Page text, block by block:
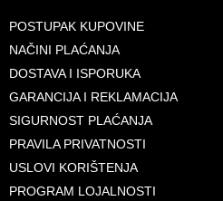
POSTUPAK KUPOVINE
NAČINI PLAĆANJA
DOSTAVA I ISPORUKA
GARANCIJA I REKLAMACIJA
SIGURNOST PLAĆANJA
PRAVILA PRIVATNOSTI
USLOVI KORIŠTENJA
PROGRAM LOJALNOSTI